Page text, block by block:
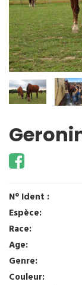
N° Ident :
Espèce:
Race:
Age:
Genre:
Couleur: